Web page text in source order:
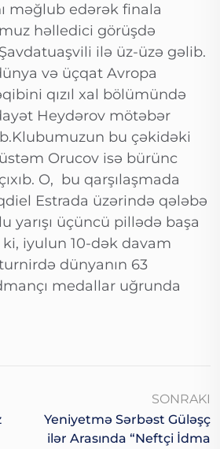
məğlub edərək finala
həlledici görüşdə
ilə üz-üzə gəlib.
və üçqat Avropa
qızıl xal bölümündə
Heydərov mötəbər
bu çəkidəki
Orucov isə bürünc
O, bu qarşılaşmada
Estrada üzərində qələbə
yarışı üçüncü pillədə başa
iyulun 10-dək davam
dünyanın 63
medallar uğrunda
SONRAKI
Yeniyetmə Sərbəst Güləşç
Ilər Arasında “Neftçi İdma